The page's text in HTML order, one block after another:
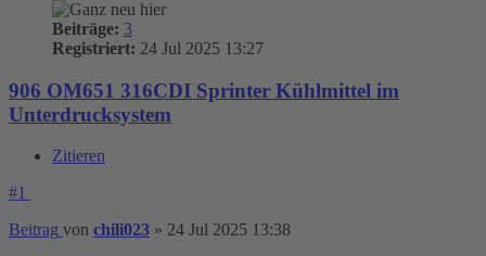
Beiträge: 3
Registriert: 24 Jul 2025 13:27
906 OM651 316CDI Sprinter Kühlmittel im
Unterdrucksystem
Zitieren
#1
Beitrag von chili023 » 24 Jul 2025 13:38